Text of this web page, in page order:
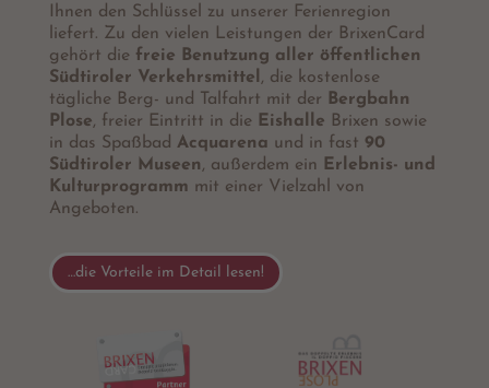
Ihnen den Schlüssel zu unserer Ferienregion
liefert. Zu den vielen Leistungen der BrixenCard
gehört die freie Benutzung aller öffentlichen
Südtiroler Verkehrsmittel , die kostenlose
tägliche Berg- und Talfahrt mit der
Bergbahn
Plose, freier Eintritt in die Eishalle Brixen sowie
in das Spaßbad Acquarena und in fast 90
Südtiroler Museen, außerdem ein
Erlebnis- und
Kulturprogramm mit einer Vielzahl von
Angeboten.
…die Vorteile im Detail lesen!